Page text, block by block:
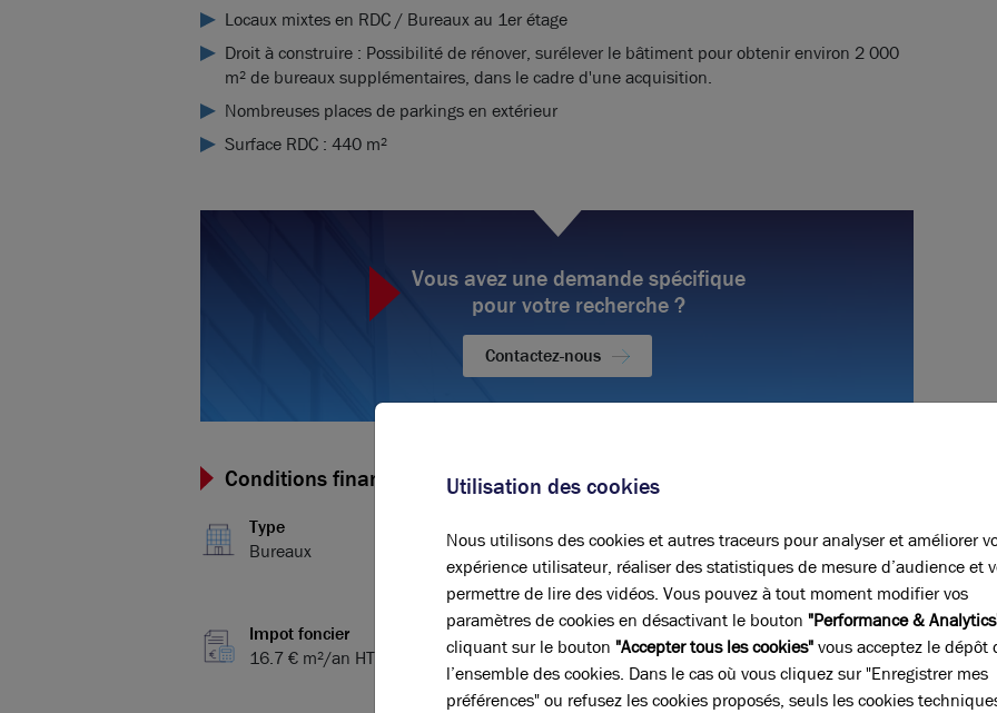
Locaux mixtes en RDC / Bureaux au 1er étage
Droit à construire : Possibilité de rénover, surélever le bâtiment pour obtenir environ 2 000
m² de bureaux supplémentaires, dans le cadre d'une acquisition.
Nombreuses places de parkings en extérieur
Surface RDC : 440 m²
Vous avez une demande spécifique
pour votre recherche ?
Contactez-nous
Conditions financières et dispositions
Type
Bureaux
Droits d'enregistrement
Impot foncier
16.7 € m²/an HT
Honoraires location
20% HT du loyer annuel HT à la
charge du preneur, payables à la
signature du bail
Utilisation des cookies
Nous utilisons des cookies et autres traceurs pour analyser et améliorer
expérience utilisateur, réaliser des statistiques de mesure d’audience et
permettre de lire des vidéos. Vous pouvez à tout moment modifier vos
paramètres de cookies en désactivant le bouton "Performance &
cliquant sur le bouton "Accepter tous les cookies"vous acceptez le dépôt
l’ensemble des cookies. Dans le cas où vous cliquez sur "Enregistrer mes
préférences" ou refusez les cookies proposés, seuls les cookies